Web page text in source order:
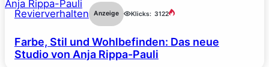
Revierverhalten Anzeige Klicks: 3122
Farbe, Stil und Wohlbefinden: Das neue
Studio von Anja Rippa-Pauli